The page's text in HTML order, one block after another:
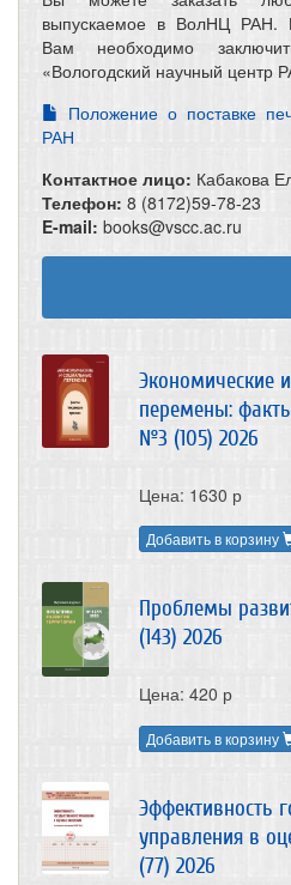
выпускаемое в ВолНЦ РАН.
Вам необходимо
«Вологодский научный центр
Положение о поставке
РАН
Контактное лицо: Кабакова
Телефон: 8 (8172)59-78-23
E-mail: books@vscc.ac.ru
Экономические
перемены:
№3 (105) 2026
Цена: 1630 р
Добавить в корзину
Проблемы
(143) 2026
Цена: 420 р
Добавить в корзину
Эффективность
управления в
(77) 2026